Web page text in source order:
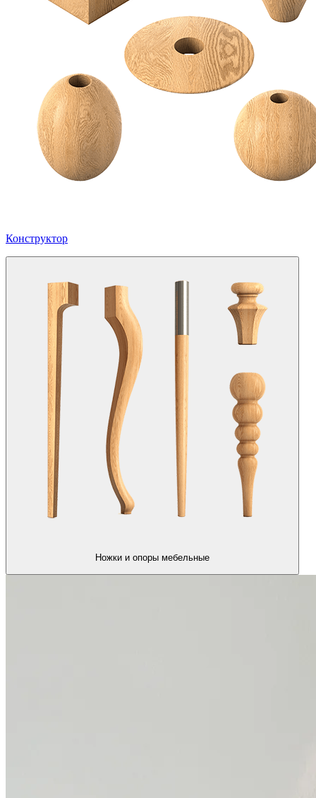
Конструктор
Ножки и опоры мебельные